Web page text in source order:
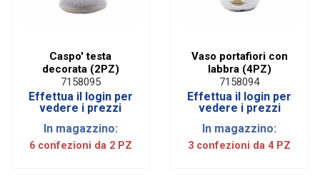
Caspo' testa
decorata (2PZ)
7158095
Effettua il login per
vedere i prezzi
In magazzino:
6 confezioni da 2 PZ
Vaso portafiori con
labbra (4PZ)
7158094
Effettua il login per
vedere i prezzi
In magazzino:
3 confezioni da 4 PZ